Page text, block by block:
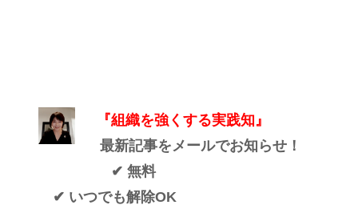
『組織を強くする実践知』
最新記事をメールでお知らせ！
✔ 無料
✔ いつでも解除OK